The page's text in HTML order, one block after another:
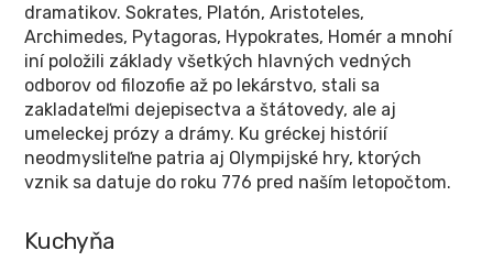
dramatikov. Sokrates, Platón, Aristoteles,
Archimedes, Pytagoras, Hypokrates, Homér a mnohí
iní položili základy všetkých hlavných vedných
odborov od filozofie až po lekárstvo, stali sa
zakladateľmi dejepisectva a štátovedy, ale aj
umeleckej prózy a drámy. Ku gréckej histórií
neodmysliteľne patria aj Olympijské hry, ktorých
vznik sa datuje do roku 776 pred naším letopočtom.
Kuchyňa